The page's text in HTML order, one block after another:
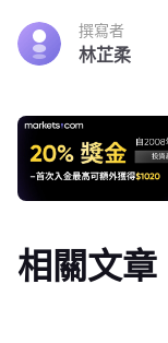
撰寫者
林芷柔
相關文章